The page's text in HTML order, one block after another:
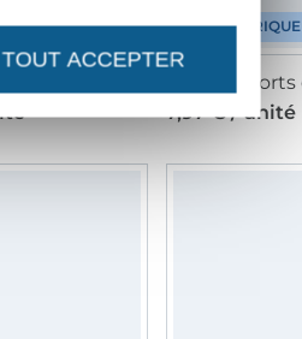
NUMÉRIQUE
7,97 € / unité
TOUT ACCEPTER